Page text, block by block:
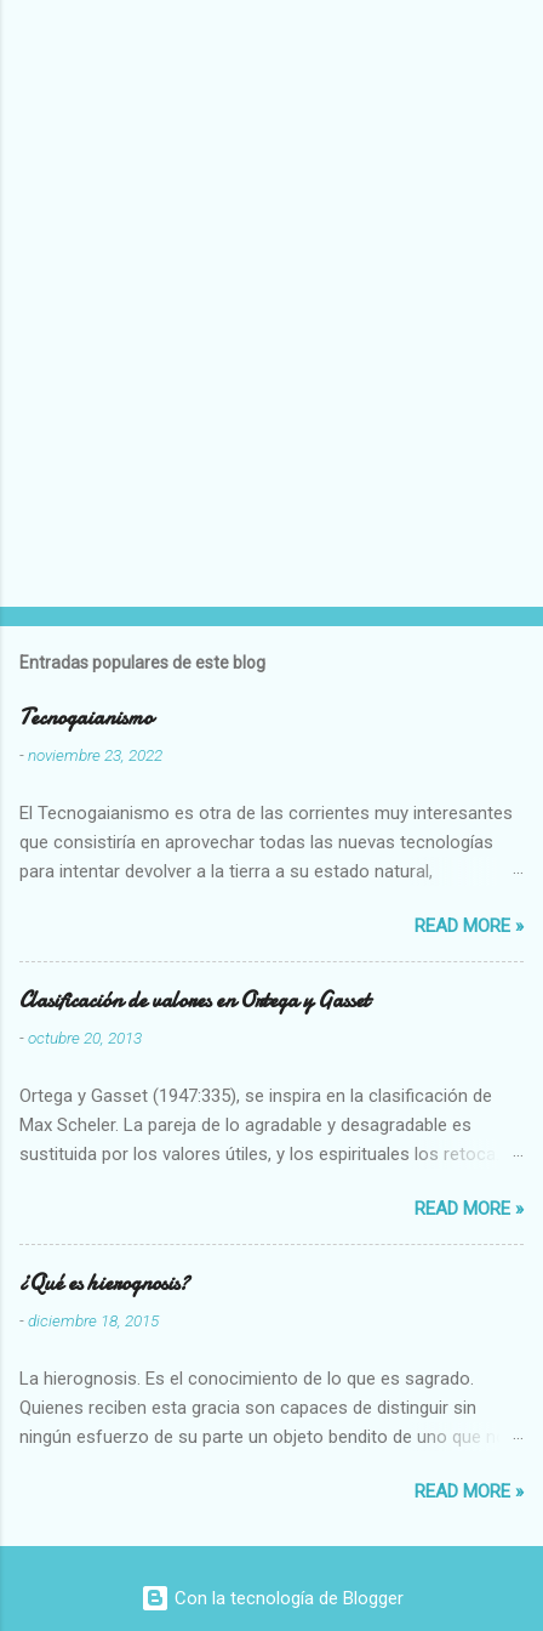
Entradas populares de este blog
Tecnogaianismo
-noviembre 23, 2022
El Tecnogaianismo es otra de las corrientes muy interesantes
que consistiría en aprovechar todas las nuevas tecnologías
para intentar devolver a la tierra a su estado natural,
READ MORE »
Clasificación de valores en Ortega y Gasset
-octubre 20, 2013
Ortega y Gasset (1947:335), se inspira en la clasificación de
Max Scheler. La pareja de lo agradable y desagradable es
sustituida por los valores útiles, y los espirituales los retoca.
Abundante-Escaso,etc 2 VITALES Sano-Enfermo Selecto-
Vulgar Enérgico-Inerte Fuerte-Débil,etc. 3 ESPIRITUALES a)
Intelectuales Conocimiento-Error Exacto-Aproximado
Evidente-Probable,etc b) Morales Bueno-malo Bondadoso-
malvado Justo-Injusto Escrupuloso-Relajado Leal-Desleal,etc.
Armonioso-Inarmonioso 4 RELIGIOSOS Santo-Pr...
READ MORE »
¿Qué es hierognosis?
-diciembre 18, 2015
La hierognosis. Es el conocimiento de lo que es sagrado.
Quienes reciben esta gracia son capaces de distinguir sin
ningún esfuerzo de su parte un objeto bendito de uno que no
READ MORE »
Con la tecnología de Blogger